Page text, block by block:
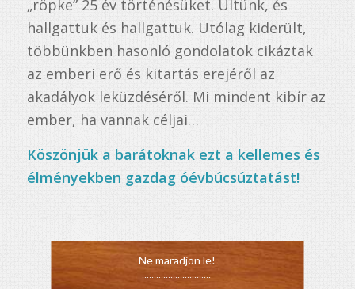
„röpke” 25 év történésüket. Ültünk, és
hallgattuk és hallgattuk. Utólag kiderült,
többünkben hasonló gondolatok cikáztak
az emberi erő és kitartás erejéről az
akadályok leküzdéséről. Mi mindent kibír az
ember, ha vannak céljai…
Köszönjük a barátoknak ezt a kellemes és
élményekben gazdag óévbúcsúztatást!
.............................
Ne maradjon le!